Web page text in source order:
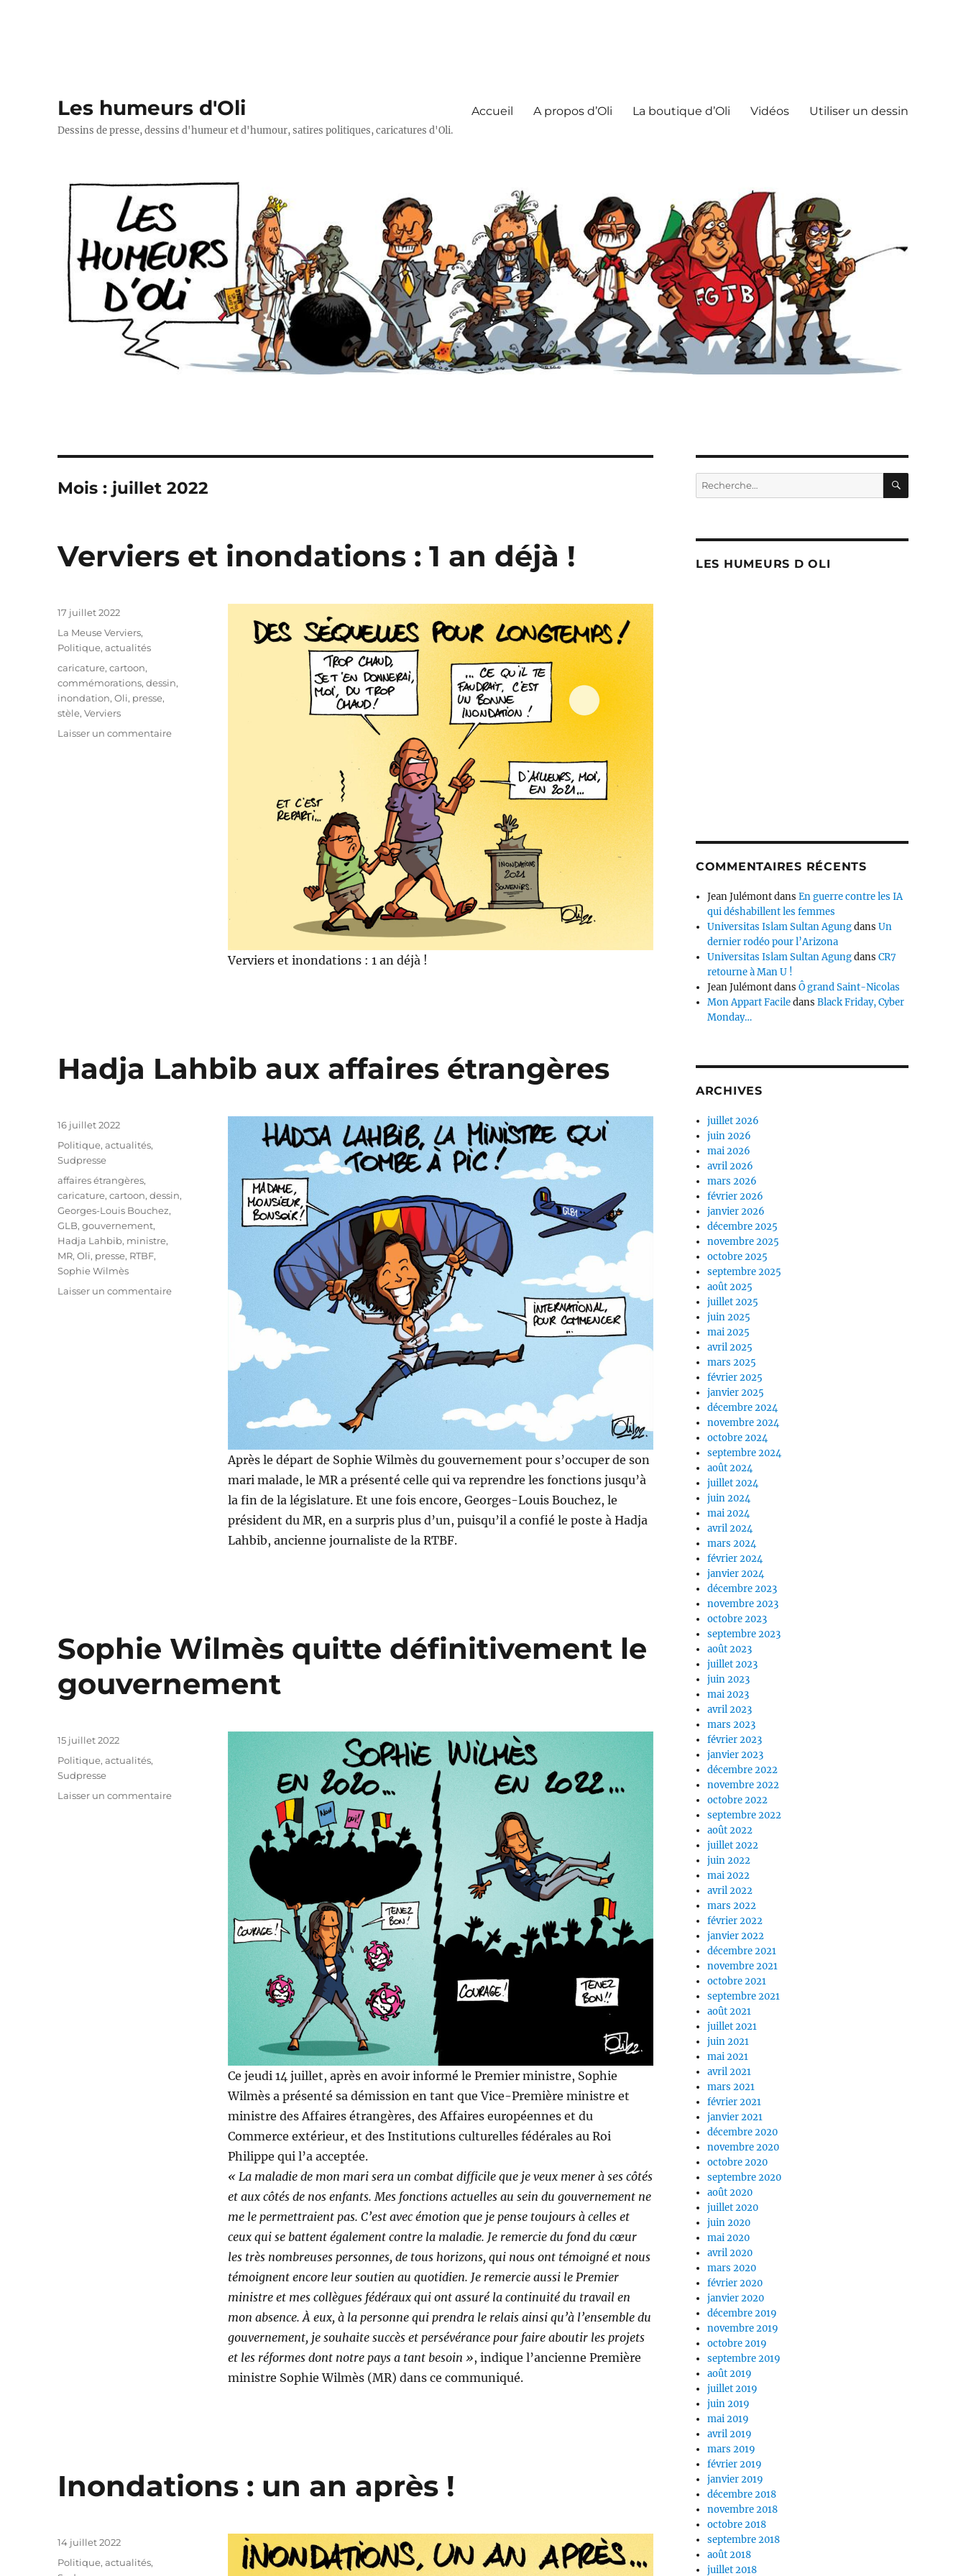
Les humeurs d'Oli
Dessins de presse, dessins d'humeur et d'humour, satires politiques, caricatures d'Oli.
Accueil A propos d’Oli La boutique d’Oli Vidéos Utiliser un dessin
Mois : juillet 2022
Verviers et inondations : 1 an déjà !
Verviers et inondations : 1 an déjà !
Publié
17 juillet 2022
Catégories
La Meuse Verviers,
Politique, actualités
Étiquettes
caricature,cartoon,
commémorations,dessin,
inondation,Oli, presse,
stèle,Verviers
Laisser un commentairesur
Hadja Lahbib aux affaires étrangères
Après le départ de Sophie Wilmès du gouvernement pour s’occuper de son
mari malade, le MR a présenté celle qui va reprendre les fonctions jusqu’à
la fin de la législature. Et une fois encore, Georges-Louis Bouchez, le
président du MR, en a surpris plus d’un, puisqu’il a confié le poste à Hadja
Lahbib, ancienne journaliste de la RTBF.
Publié
16 juillet 2022
Catégories
Politique, actualités,
Sudpresse
Étiquettes
affaires étrangères,
caricature,cartoon,dessin,
Georges-Louis Bouchez,
GLB,gouvernement,
Hadja Lahbib, ministre,
MR,Oli, presse, RTBF,
Sophie Wilmès
Laisser un commentairesur
Sophie Wilmès quitte définitivement le
gouvernement
Ce jeudi 14 juillet, après en avoir informé le Premier ministre, Sophie
Wilmès a présenté sa démission en tant que Vice-Première ministre et
ministre des Affaires étrangères, des Affaires européennes et du
Commerce extérieur, et des Institutions culturelles fédérales au Roi
Philippe qui l’a acceptée.
« La maladie de mon mari sera un combat difficile que je veux mener à ses côtés
et aux côtés de nos enfants. Mes fonctions actuelles au sein du gouvernement ne
me le permettraient pas. C’est avec émotion que je pense toujours à celles et
ceux qui se battent également contre la maladie. Je remercie du fond du cœur
les très nombreuses personnes, de tous horizons, qui nous ont témoigné et nous
témoignent encore leur soutien au quotidien. Je remercie aussi le Premier
ministre et mes collègues fédéraux qui ont assuré la continuité du travail en
mon absence. À eux, à la personne qui prendra le relais ainsi qu’à l’ensemble du
gouvernement, je souhaite succès et persévérance pour faire aboutir les projets
et les réformes dont notre pays a tant besoin », indique l’ancienne Première
ministre Sophie Wilmès (MR) dans ce communiqué.
Publié
le
15 juillet 2022
Catégories
Politique, actualités,
Sudpresse
Laisser un commentairesur
gouvernement
Inondations : un an après !
Publié
14 juillet 2022
Catégories
Politique, actualités,
Recherche
pour :
LES HUMEURS D OLI
COMMENTAIRES RÉCENTS
Jean JulémontdansEn guerre contre les IA
qui déshabillent les femmes
Universitas Islam Sultan AgungdansUn
dernier rodéo pour l’Arizona
Universitas Islam Sultan AgungdansCR7
retourne à Man U !
Jean JulémontdansÔ grand Saint-Nicolas
Mon Appart FaciledansBlack Friday, Cyber
Monday…
ARCHIVES
juillet 2026
juin 2026
mai 2026
avril 2026
mars 2026
février 2026
janvier 2026
décembre 2025
novembre 2025
octobre 2025
septembre 2025
août 2025
juillet 2025
juin 2025
mai 2025
avril 2025
mars 2025
février 2025
janvier 2025
décembre 2024
novembre 2024
octobre 2024
septembre 2024
août 2024
juillet 2024
juin 2024
mai 2024
avril 2024
mars 2024
février 2024
janvier 2024
décembre 2023
novembre 2023
octobre 2023
septembre 2023
août 2023
juillet 2023
juin 2023
mai 2023
avril 2023
mars 2023
février 2023
janvier 2023
décembre 2022
novembre 2022
octobre 2022
septembre 2022
août 2022
juillet 2022
juin 2022
mai 2022
avril 2022
mars 2022
février 2022
janvier 2022
décembre 2021
novembre 2021
octobre 2021
septembre 2021
août 2021
juillet 2021
juin 2021
mai 2021
avril 2021
mars 2021
février 2021
janvier 2021
décembre 2020
novembre 2020
octobre 2020
septembre 2020
août 2020
juillet 2020
juin 2020
mai 2020
avril 2020
mars 2020
février 2020
janvier 2020
décembre 2019
novembre 2019
octobre 2019
septembre 2019
août 2019
juillet 2019
juin 2019
mai 2019
avril 2019
mars 2019
février 2019
janvier 2019
décembre 2018
novembre 2018
octobre 2018
septembre 2018
août 2018
juillet 2018